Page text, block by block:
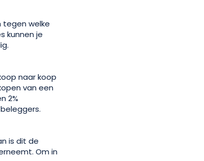
tegen welke
kunnen je
naar koop
van een
2%
is dit de
Om in